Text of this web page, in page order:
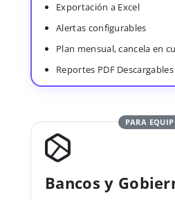
Exportación a Excel
Alertas configurables
Plan mensual, cancela en
Reportes PDF Descargables
PARA
Bancos y